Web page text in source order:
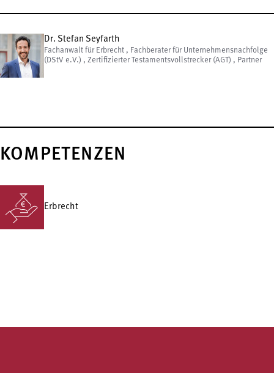
Dr. Stefan Seyfarth
Fachanwalt für Erbrecht , Fachberater für Unternehmensnachfolge
(DStV e.V.) , Zertifizierter Testamentsvollstrecker (AGT) , Partner
KOMPETENZEN
Erbrecht